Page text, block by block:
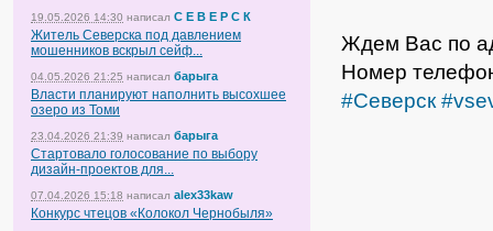
19.05.2026 14:30 написал С Е В Е Р С К
Житель Северска под давлением
мошенников вскрыл сейф...
04.05.2026 21:25 написал барыга
Власти планируют наполнить высохшее
озеро из Томи
23.04.2026 21:39 написал барыга
Стартовало голосование по выбору
дизайн-проектов для...
07.04.2026 15:18 написал alex33kaw
Конкурс чтецов «Колокол Чернобыля»
Ждем Вас по
Номер
#Северск